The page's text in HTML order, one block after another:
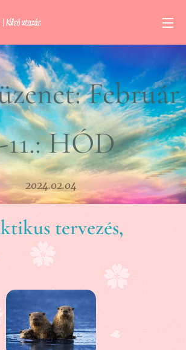
Külső utazás
Február
11.: HÓD
2024.02.04
tervezés,